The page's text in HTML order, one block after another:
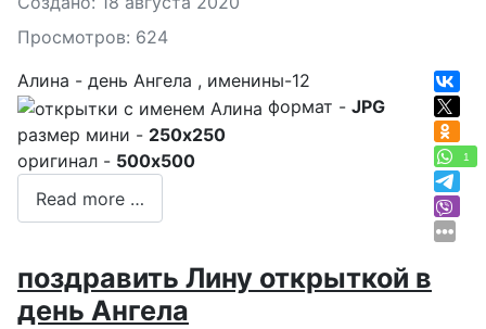
Просмотров: 624
Алина - день Ангела , именины-12
формат - JPG
размер мини - 250x250
оригинал - 500x500
Read more …
поздравить Лину открыткой в
день Ангела
1